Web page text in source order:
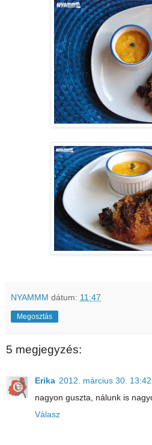
NYAMMM dátum: 11:47
Megosztás
5 megjegyzés:
Erika 2012. március 30. 13:42
nagyon guszta, nálunk is
Válasz